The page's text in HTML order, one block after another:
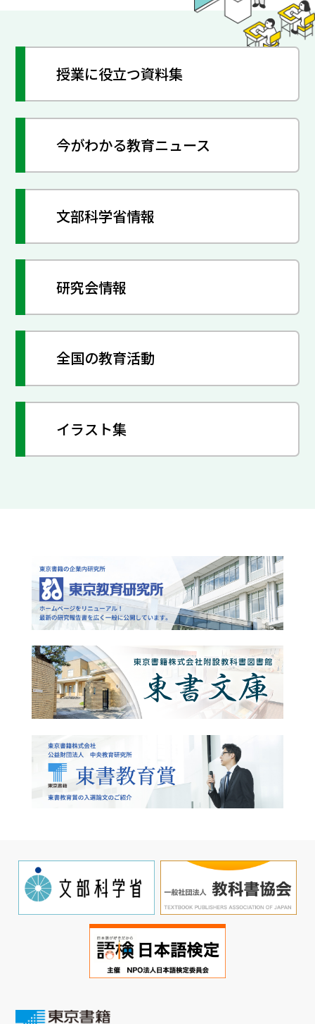
授業に役立つ資料集
今がわかる教育ニュース
文部科学省情報
研究会情報
全国の教育活動
イラスト集